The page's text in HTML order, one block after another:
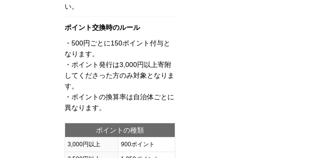
い。
ポイント交換時のルール
・500円ごとに150ポイント付与と
なります。
・ポイント発行は3,000円以上寄附
してくださった方のみ対象となりま
す。
・ポイントの換算率は自治体ごとに
異なります。
ポイントの種類
3,000円以上 900ポイント